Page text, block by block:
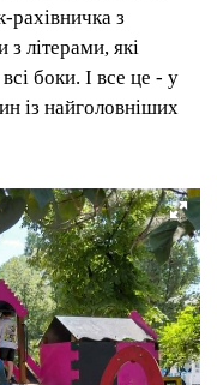
з
літерами, які
боки. І все це - у
із найголовніших